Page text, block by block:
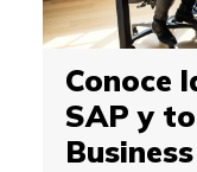
Conoce
SAP y